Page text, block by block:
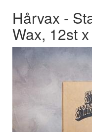
Hårvax -
Wax, 12st